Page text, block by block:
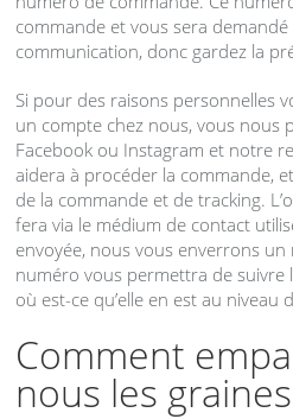
commande et vous sera
communication, donc gardez la
Si pour des raisons personnelles
un compte chez nous, vous nous
Facebook ou Instagram et notre
aidera à procéder la commande,
de la commande et de tracking.
fera via le médium de contact
envoyée, nous vous enverrons
numéro vous permettra de suivre
où est-ce qu’elle en est au niveau
Comment
nous les